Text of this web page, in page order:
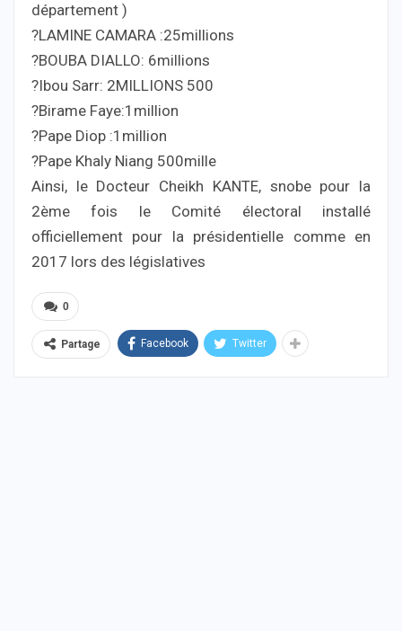
département )
?LAMINE CAMARA :25millions
?BOUBA DIALLO: 6millions
?Ibou Sarr: 2MILLIONS 500
?Birame Faye:1million
?Pape Diop :1million
?Pape Khaly Niang 500mille
Ainsi, le Docteur Cheikh KANTE, snobe pour la
2ème fois le Comité électoral installé
officiellement pour la présidentielle comme en
2017 lors des législatives
0
Partage Facebook Twitter